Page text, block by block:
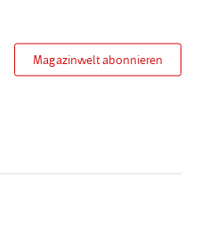
Magazinwelt abonnieren